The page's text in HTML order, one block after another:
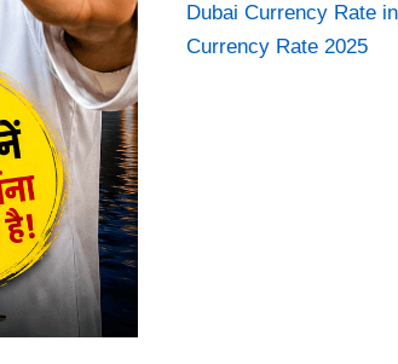
Dubai Currency Rate
Currency Rate 2025